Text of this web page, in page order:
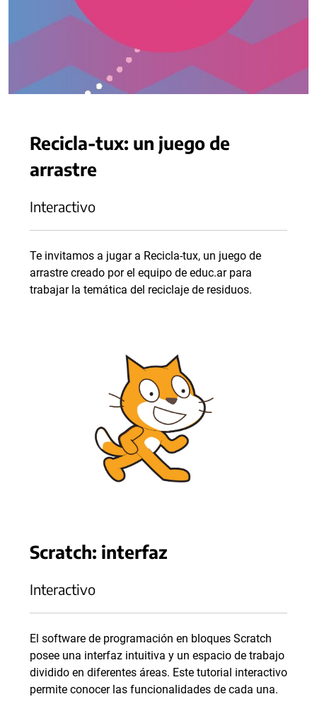
Recicla-tux: un juego de
arrastre
Interactivo
Te invitamos a jugar a Recicla-tux, un juego de
arrastre creado por el equipo de educ.ar para
trabajar la temática del reciclaje de residuos.
Scratch: interfaz
Interactivo
El software de programación en bloques Scratch
posee una interfaz intuitiva y un espacio de trabajo
dividido en diferentes áreas. Este tutorial interactivo
permite conocer las funcionalidades de cada una.